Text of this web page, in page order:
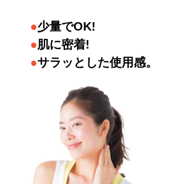
●少量でOK!
●肌に密着!
●サラッとした使用感。